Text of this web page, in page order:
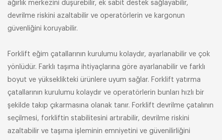
ağırlık merkezini düşürebilir, ek sabit destek sağlayabilir,
devrilme riskini azaltabilir ve operatörlerin ve kargonun
güvenliğini koruyabilir.
Forklift eğim çatallarının kurulumu kolaydır, ayarlanabilir ve çok
yönlüdür. Farklı taşıma ihtiyaçlarına göre ayarlanabilir ve farklı
boyut ve yükseklikteki ürünlere uyum sağlar. Forklift yatırma
çatallarının kurulumu kolaydır ve operatörlerin bunları hızlı bir
şekilde takıp çıkarmasına olanak tanır. Forklift devrilme çatalının
seçilmesi, forkliftin stabilitesini artırabilir, devrilme riskini
azaltabilir ve taşıma işleminin emniyetini ve güvenilirliğini